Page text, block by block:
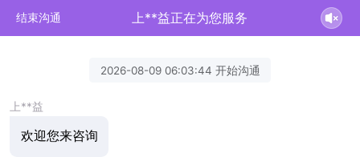
结束沟通 上**益正在为您服务
2026-08-09 06:03:44 开始沟通
上**益
欢迎您来咨询